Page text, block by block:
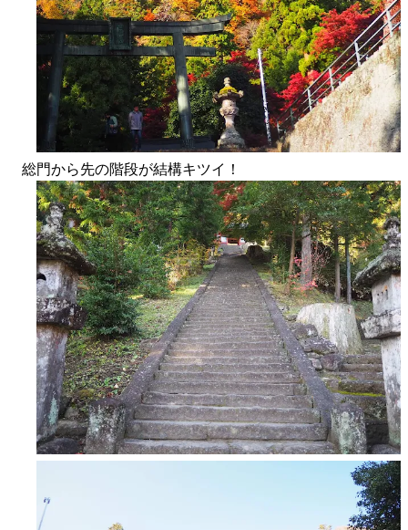
総門から先の階段が結構キツイ！